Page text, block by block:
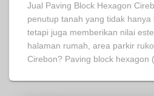
Jual Paving Block Hexagon
penutup tanah yang tidak
tetapi juga memberikan nilai
halaman rumah, area parkir
Cirebon? Paving block hexagon